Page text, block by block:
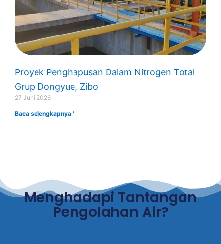
Proyek Penghapusan Dalam Nitrogen Total
Grup Dongyue, Zibo
27 Juni 2026
Baca selengkapnya "
Menghadapi Tantangan
Pengolahan Air?